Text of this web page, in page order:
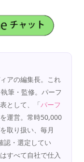
アの編集長。これ
筆・監修。パーフ
として、「パーフ
を運営。常時50,000
取り扱い、毎月
認・選定してい
すべて自社で仕入